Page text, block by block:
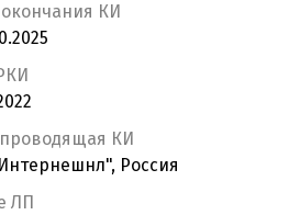
КИ
КИ
Россия
ЛП